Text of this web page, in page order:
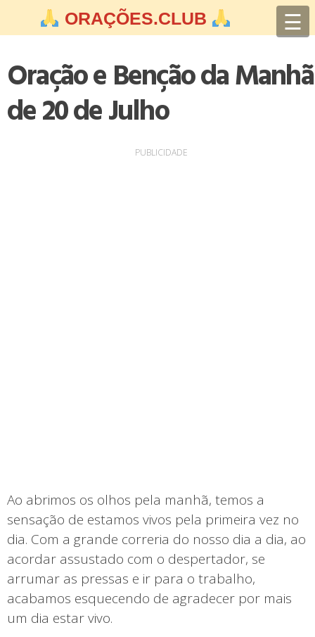
ORAÇÕES.CLUB ☰
Oração e Benção da Manhã
de 20 de Julho
PUBLICIDADE
Ao abrimos os olhos pela manhã, temos a
sensação de estamos vivos pela primeira vez no
dia. Com a grande correria do nosso dia a dia, ao
acordar assustado com o despertador, se
arrumar as pressas e ir para o trabalho,
acabamos esquecendo de agradecer por mais
um dia estar vivo.